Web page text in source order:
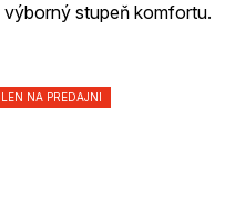
výborný stupeň komfortu.
LEN NA PREDAJNI